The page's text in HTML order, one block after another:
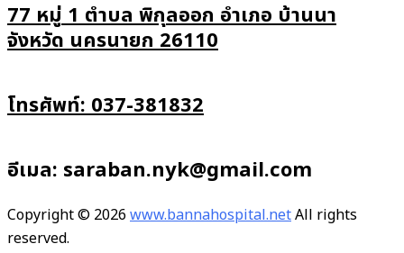
77 หมู่ 1 ตำบล พิกุลออก อำเภอ บ้านนา
จังหวัด นครนายก 26110
โทรศัพท์: 037-381832
อีเมล: saraban.nyk@gmail.com
Copyright © 2026 www.bannahospital.netAll rights
reserved.